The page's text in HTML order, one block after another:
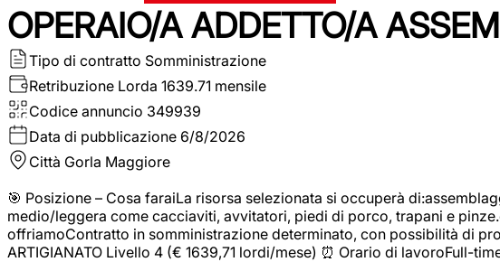
OPERAIO/A ADDETTO/A
Tipo di contratto Somministrazione
Retribuzione Lorda 1639.71 mensile
Codice annuncio 349939
Data di pubblicazione 6/8/2026
Città Gorla Maggiore
🎯 Posizione – Cosa faraiLa risorsa selezionata si occuperà
medio/leggera come cacciaviti, avvitatori, piedi di porco, trapani e
offriamoContratto in somministrazione determinato, con possibilità di
ARTIGIANATO Livello 4 (€ 1639,71 lordi/mese) ⏰ Orario di lavoroFull-